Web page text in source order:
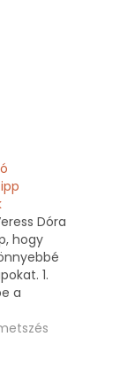
Dóra
hogy
1.
a
Ülj le egy
nézz